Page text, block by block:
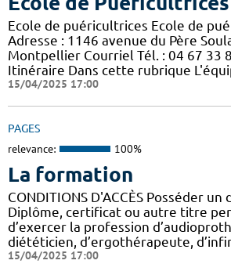
Ecole de puéricultrices Ecole de
Adresse : 1146 avenue du Père
Montpellier Courriel Tél. : 04 67 33
Itinéraire Dans cette rubrique
15/04/2025 17:00
PAGES
relevance: 100%
La formation
CONDITIONS D'ACCÈS Posséder
Diplôme, certificat ou autre titre
d’exercer la profession
diététicien, d’ergothérapeute,
15/04/2025 17:00